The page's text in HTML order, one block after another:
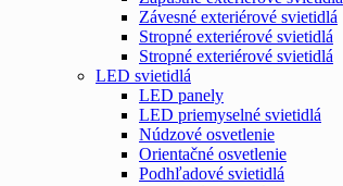
Závesné exteriérové svietidlá
Stropné exteriérové svietidlá
Stropné exteriérové svietidlá
LED svietidlá
LED panely
LED priemyselné svietidlá
Núdzové osvetlenie
Orientačné osvetlenie
Podhľadové svietidlá